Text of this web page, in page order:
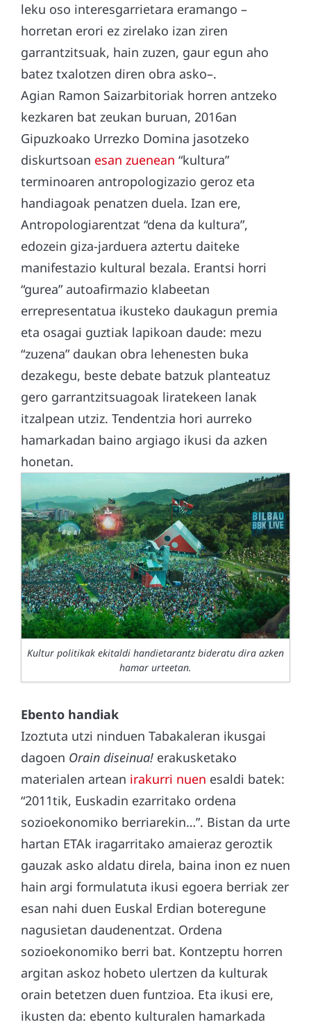
leku oso interesgarrietara eramango –
horretan erori ez zirelako izan ziren
garrantzitsuak, hain zuzen, gaur egun aho
batez txalotzen diren obra asko–.
Agian Ramon Saizarbitoriak horren antzeko
kezkaren bat zeukan buruan, 2016an
Gipuzkoako Urrezko Domina jasotzeko
diskurtsoan esan zuenean “kultura”
terminoaren antropologizazio geroz eta
handiagoak penatzen duela. Izan ere,
Antropologiarentzat “dena da kultura”,
edozein giza-jarduera aztertu daiteke
manifestazio kultural bezala. Erantsi horri
“gurea” autoafirmazio klabeetan
errepresentatua ikusteko daukagun premia
eta osagai guztiak lapikoan daude: mezu
“zuzena” daukan obra lehenesten buka
dezakegu, beste debate batzuk planteatuz
gero garrantzitsuagoak liratekeen lanak
itzalpean utziz. Tendentzia hori aurreko
hamarkadan baino argiago ikusi da azken
honetan.
Kultur politikak ekitaldi handietarantz bideratu dira azken
hamar urteetan.
Ebento handiak
Izoztuta utzi ninduen Tabakaleran ikusgai
dagoen Orain diseinua! erakusketako
materialen artean irakurri nuen esaldi batek:
“2011tik, Euskadin ezarritako ordena
sozioekonomiko berriarekin…”. Bistan da urte
hartan ETAk iragarritako amaieraz geroztik
gauzak asko aldatu direla, baina inon ez nuen
hain argi formulatuta ikusi egoera berriak zer
esan nahi duen Euskal Erdian boteregune
nagusietan daudenentzat. Ordena
sozioekonomiko berri bat. Kontzeptu horren
argitan askoz hobeto ulertzen da kulturak
orain betetzen duen funtzioa. Eta ikusi ere,
ikusten da: ebento kulturalen hamarkada